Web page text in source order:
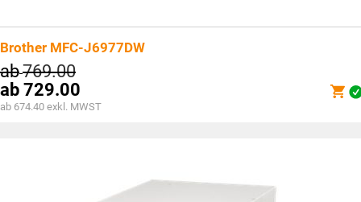
Brother MFC-J6977DW
ab769.00
ab 729.00
ab 674.40 exkl. MWST